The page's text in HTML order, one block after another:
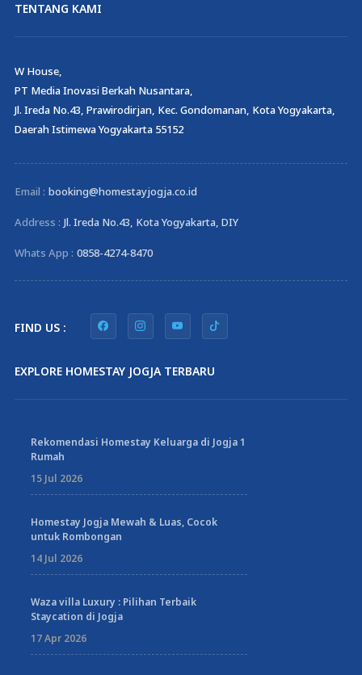
TENTANG KAMI
W House,
PT Media Inovasi Berkah Nusantara,
Jl. Ireda No.43, Prawirodirjan, Kec. Gondomanan, Kota Yogyakarta,
Daerah Istimewa Yogyakarta 55152
Email : booking@homestayjogja.co.id
Address : Jl. Ireda No.43, Kota Yogyakarta, DIY
Whats App : 0858-4274-8470
FIND US :
EXPLORE HOMESTAY JOGJA TERBARU
Rekomendasi Homestay Keluarga di Jogja 1
Rumah
15 Jul 2026
Homestay Jogja Mewah & Luas, Cocok
untuk Rombongan
14 Jul 2026
Waza villa Luxury : Pilihan Terbaik
Staycation di Jogja
17 Apr 2026